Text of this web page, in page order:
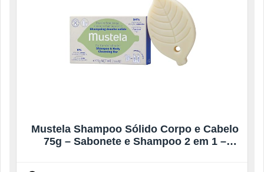
Mustela Shampoo Sólido Corpo e Cabelo
75g – Sabonete e Shampoo 2 em 1 –